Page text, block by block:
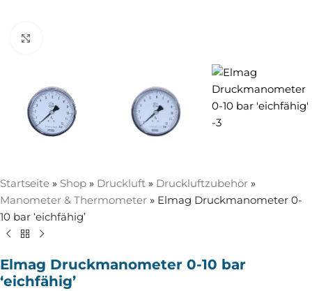
Startseite » Shop » Druckluft » Druckluftzubehör »
Manometer & Thermometer » Elmag Druckmanometer 0-
10 bar ‘eichfähig’
Elmag Druckmanometer 0-10 bar
‘eichfähig’